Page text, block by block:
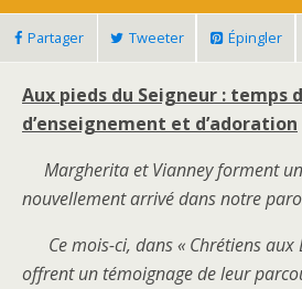
Partager Tweeter Épingler
Aux pieds du Seigneur : temps
d’enseignement et d’adoration
Margherita et Vianney forment
nouvellement arrivé dans notre
Ce mois-ci, dans « Chrétiens aux
offrent un témoignage de leur